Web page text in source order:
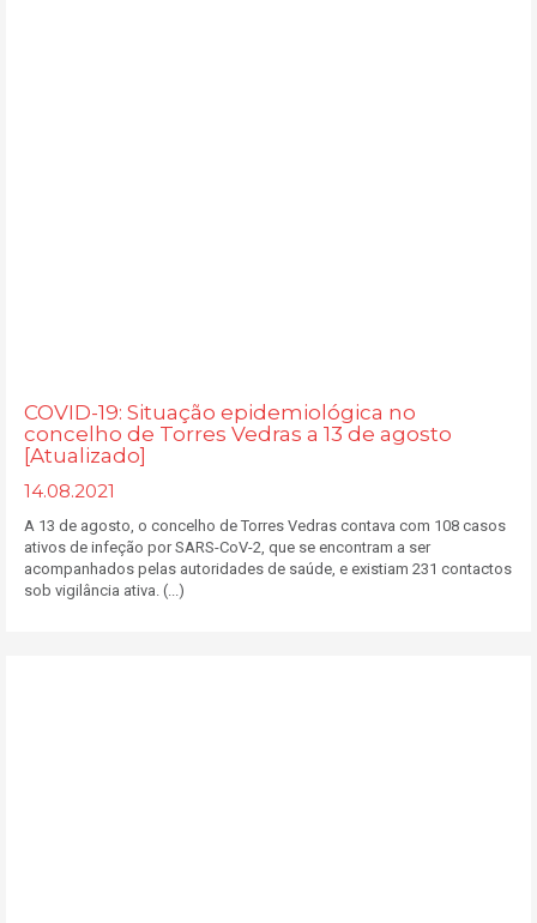
COVID-19: Situação epidemiológica no
concelho de Torres Vedras a 13 de agosto
[Atualizado]
14.08.2021
A 13 de agosto, o concelho de Torres Vedras contava com 108 casos
ativos de infeção por SARS-CoV-2, que se encontram a ser
acompanhados pelas autoridades de saúde, e existiam 231 contactos
sob vigilância ativa. (...)